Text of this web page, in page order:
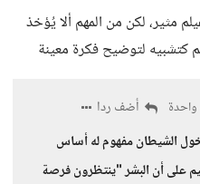
مثير، لكن من المهم ألا يُؤخذ
كتشبيه لتوضيح فكرة معينة
أضف ردا
الشيطان مفهوم له أساس
على أن البشر "ينتظرون فرصة